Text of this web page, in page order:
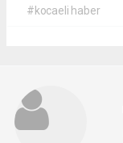
#kocaeli haber